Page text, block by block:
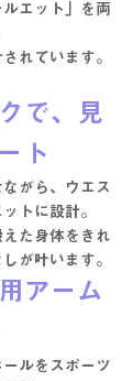
ルエット」を両
れています。
で、見
ト
がら、ウエス
トに設計。
た身体をきれ
が叶います。
アーム
ルをスポーツ